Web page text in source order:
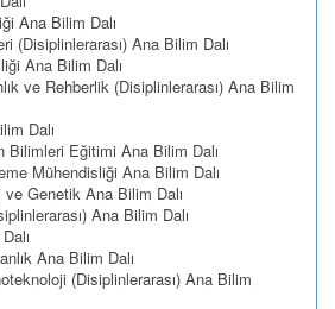
Ana Bilim Dalı
(Disiplinlerarası) Ana Bilim Dalı
Ana Bilim Dalı
ve Rehberlik (Disiplinlerarası) Ana Bilim
Dalı
Bilimleri Eğitimi Ana Bilim Dalı
Mühendisliği Ana Bilim Dalı
Genetik Ana Bilim Dalı
Ana Bilim Dalı
Ana Bilim Dalı
(Disiplinlerarası) Ana Bilim